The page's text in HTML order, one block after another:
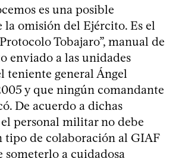
es una posible
la omisión del Ejército. Es el
Tobajaro”, manual de
enviado a las unidades
teniente general Ángel
y que ningún comandante
De acuerdo a dichas
personal militar no debe
tipo de colaboración al GIAF
someterlo a cuidadosa